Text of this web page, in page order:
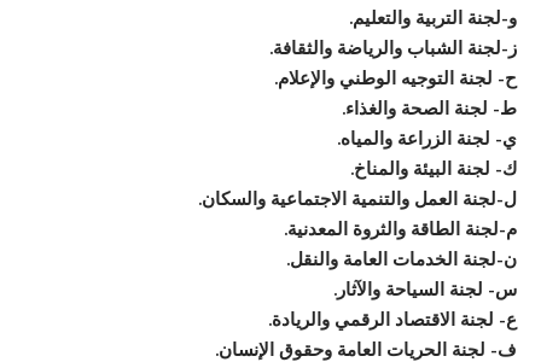
و‌-لجنة التربية والتعليم.
ز‌-لجنة الشباب والرياضة والثقافة.
ح‌- لجنة التوجيه الوطني والإعلام.
ط- لجنة الصحة والغذاء.
ي- لجنة الزراعة والمياه.
ك- لجنة البيئة والمناخ.
ل‌-لجنة العمل والتنمية الاجتماعية والسكان.
م‌-لجنة الطاقة والثروة المعدنية.
ن‌-لجنة الخدمات العامة والنقل.
س- لجنة السياحة والآثار.
ع- لجنة الاقتصاد الرقمي والريادة.
ف- لجنة الحريات العامة وحقوق الإنسان.